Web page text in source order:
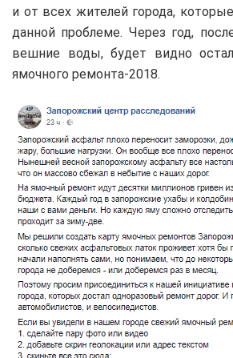
и от всех жителей города,
данной проблеме. Через год,
вешние воды, будет видно
ямочного ремонта-2018.